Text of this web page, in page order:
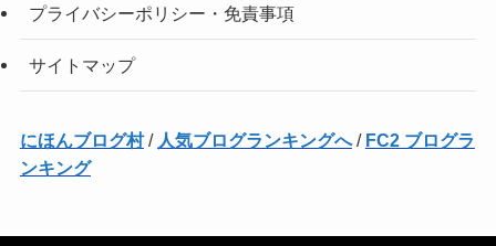
プライバシーポリシー・免責事項
サイトマップ
にほんブログ村/ 人気ブログランキングへ/ FC2 ブログラ
ンキング